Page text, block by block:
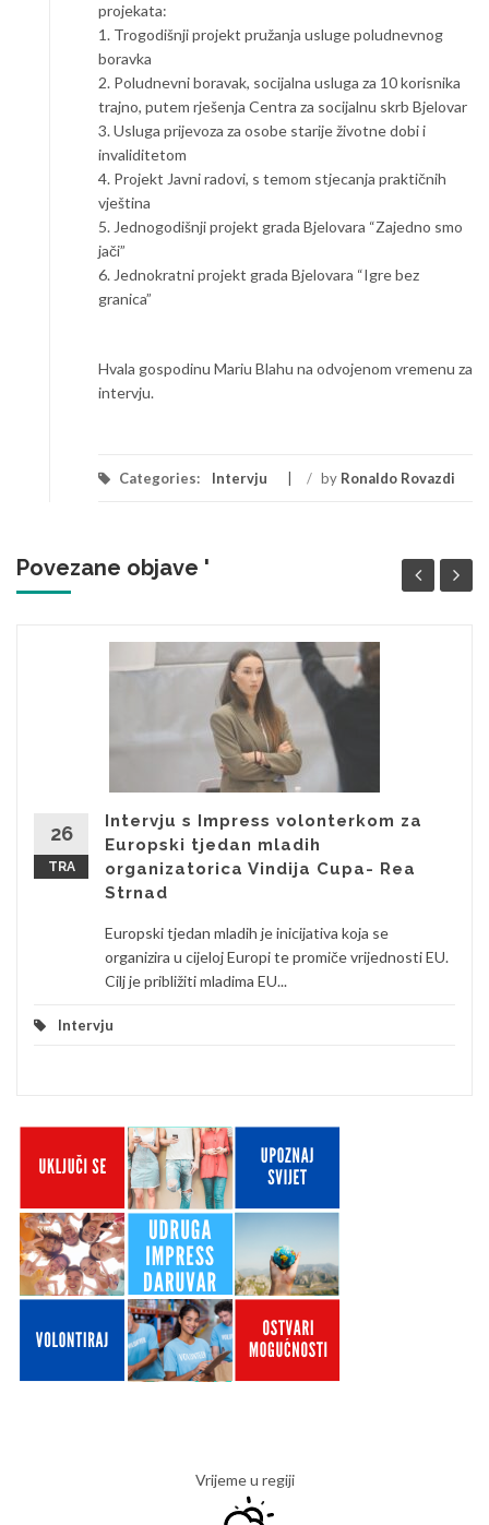
projekata:
1. Trogodišnji projekt pružanja usluge poludnevnog
boravka
2. Poludnevni boravak, socijalna usluga za 10 korisnika
trajno, putem rješenja Centra za socijalnu skrb Bjelovar
3. Usluga prijevoza za osobe starije životne dobi i
invaliditetom
4. Projekt Javni radovi, s temom stjecanja praktičnih
vještina
5. Jednogodišnji projekt grada Bjelovara “Zajedno smo
jači”
6. Jednokratni projekt grada Bjelovara “Igre bez
granica”
Hvala gospodinu Mariu Blahu na odvojenom vremenu za
intervju.
Categories: Intervju / by Ronaldo Rovazdi
Povezane objave '
26
TRA
Intervju s Impress volonterkom za
Europski tjedan mladih
organizatorica Vindija Cupa- Rea
Strnad
Europski tjedan mladih je inicijativa koja se
organizira u cijeloj Europi te promiče vrijednosti EU.
Cilj je približiti mladima EU...
Intervju
Vrijeme u regiji